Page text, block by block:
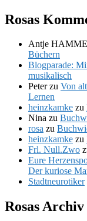
Rosas
Antje
Büchern
Blogparade:
musikalisch
Peterzu Von
Lernen
heinzkamke zu
Nina zu
rosa zu
heinzkamke zu
Frl. Null.Zwo
Eure
Der kuriose
Stadtneurotiker
Rosas Archiv